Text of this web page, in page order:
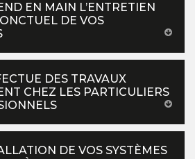
EN MAIN L’ENTRETIEN
DE VOS
DES TRAVAUX
CHEZ LES PARTICULIERS
DE VOS SYSTÈMES